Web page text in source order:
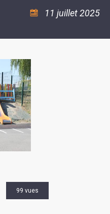
11 juillet 2025
99 vues